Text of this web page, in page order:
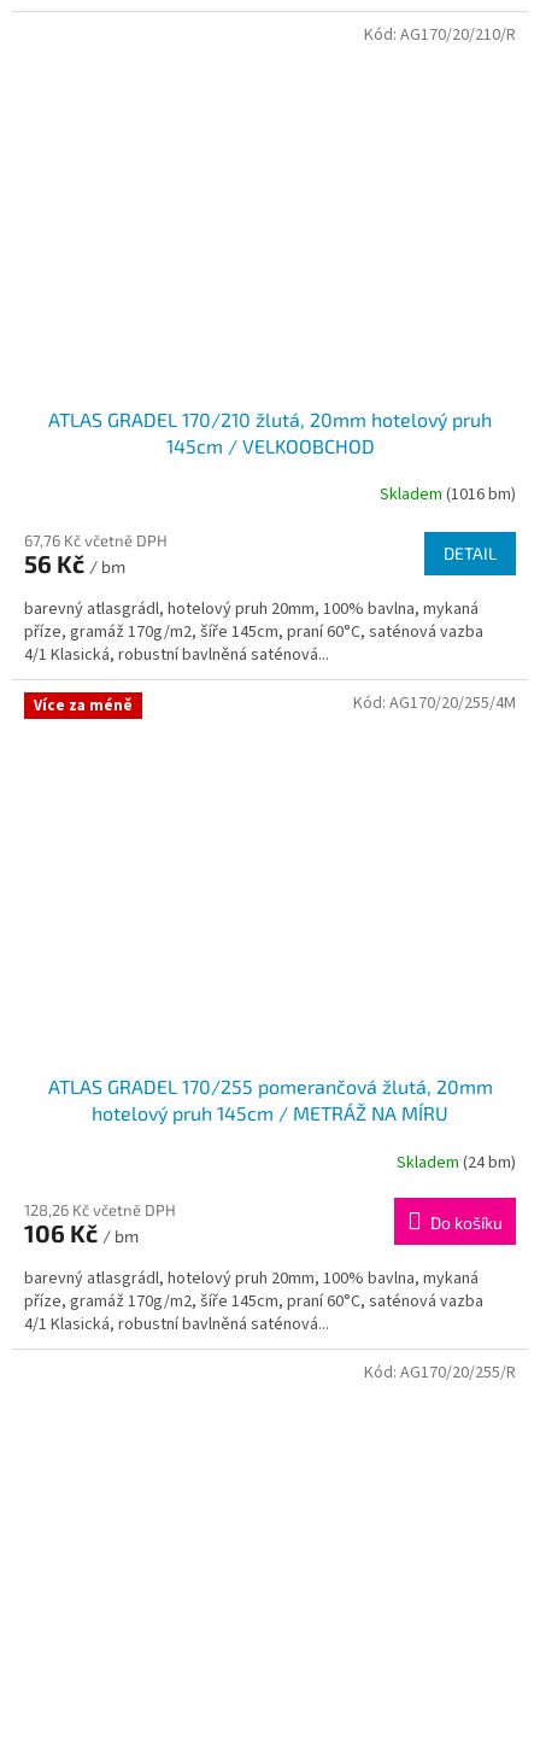
ATLAS GRADEL 170/210 žlutá, 20mm hotelový pruh
145cm / VELKOOBCHOD
Skladem (1016 bm)
67,76 Kč včetně DPH
56 Kč / bm
DETAIL
barevný atlasgrádl, hotelový pruh 20mm, 100% bavlna, mykaná
příze, gramáž 170g/m2, šíře 145cm, praní 60°C, saténová vazba
4/1 Klasická, robustní bavlněná saténová...
Kód: AG170/20/210/R
Více za méně
ATLAS GRADEL 170/255 pomerančová žlutá, 20mm
hotelový pruh 145cm / METRÁŽ NA MÍRU
Skladem (24 bm)
128,26 Kč včetně DPH
106 Kč / bm
Do košíku
barevný atlasgrádl, hotelový pruh 20mm, 100% bavlna, mykaná
příze, gramáž 170g/m2, šíře 145cm, praní 60°C, saténová vazba
4/1 Klasická, robustní bavlněná saténová...
Kód: AG170/20/255/4M
Kód: AG170/20/255/R